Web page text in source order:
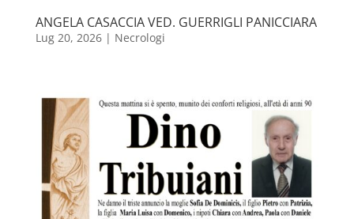
ANGELA CASACCIA VED. GUERRIGLI PANICCIARA
Lug 20, 2026| Necrologi